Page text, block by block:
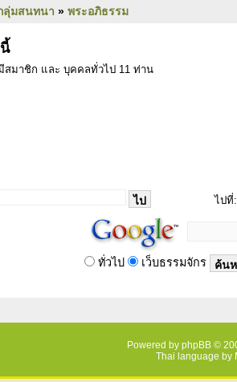
ลุ่มสนทนา » พระอภิธรรม
สมาชิก และ บุคคลทั่วไป 11 ท่าน
ไปที่:
ทั่วไป เว็บธรรมจักร
Powered by phpBB ©
Thai language by